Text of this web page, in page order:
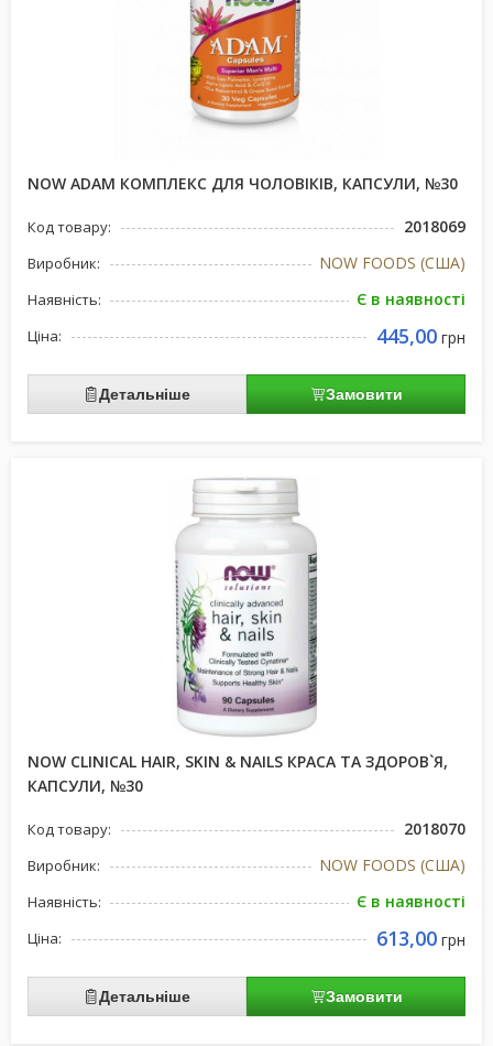
NOW ADAM КОМПЛЕКС ДЛЯ ЧОЛОВІКІВ, КАПСУЛИ, №30
Код товару: 2018069
Виробник: NOW FOODS (США)
Наявність: Є в наявності
Ціна: 445,00 грн
Детальніше Замовити
NOW CLINICAL HAIR, SKIN & NAILS КРАСА ТА ЗДОРОВ`Я,
КАПСУЛИ, №30
Код товару: 2018070
Виробник: NOW FOODS (США)
Наявність: Є в наявності
Ціна: 613,00 грн
Детальніше Замовити